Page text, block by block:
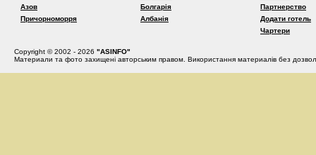
Азов
Причорноморря
Болгарія
Албанія
Партнерство
Додати готель
Чартери
Copyright © 2002 - 2026 "ASINFO"
Материали та фото захищені авторським правом. Використання материалів без